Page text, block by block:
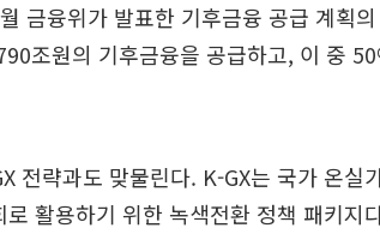
금융위가 발표한 기후금융 공급 계획
조원의 기후금융을 공급하고, 이 중
전략과도 맞물린다. K-GX는 국가 온실
활용하기 위한 녹색전환 정책 패키지